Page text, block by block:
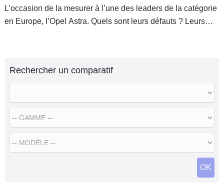
L’occasion de la mesurer à l’une des leaders de la catégorie
en Europe, l’Opel Astra. Quels sont leurs défauts ? Leurs
Rechercher un comparatif
OK